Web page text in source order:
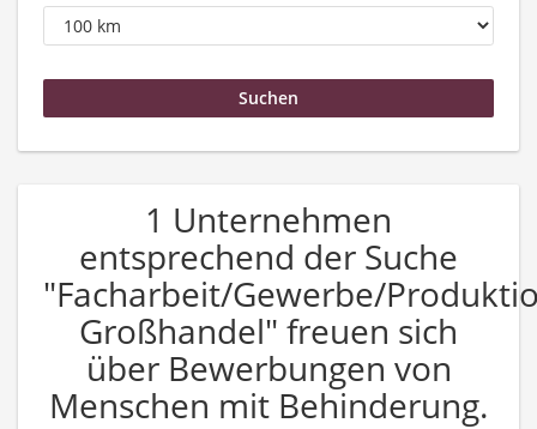
1 Unternehmen
entsprechend der Suche
"Facharbeit/Gewerbe/
Großhandel" freuen sich
über Bewerbungen von
Menschen mit Behinderung.